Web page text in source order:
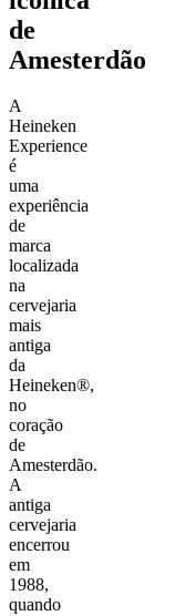
de
Amesterdão
A
Heineken
Experience
é
uma
experiência
de
marca
localizada
na
cervejaria
mais
antiga
da
Heineken®,
no
coração
de
Amesterdão.
A
antiga
cervejaria
encerrou
em
1988,
quando